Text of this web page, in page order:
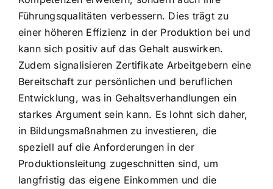
Führungsqualitäten verbessern. Dies trägt zu
einer höheren Effizienz in der Produktion bei und
kann sich positiv auf das Gehalt auswirken.
Zudem signalisieren Zertifikate Arbeitgebern eine
Bereitschaft zur persönlichen und beruflichen
Entwicklung, was in Gehaltsverhandlungen ein
starkes Argument sein kann. Es lohnt sich daher,
in Bildungsmaßnahmen zu investieren, die
speziell auf die Anforderungen in der
Produktionsleitung zugeschnitten sind, um
langfristig das eigene Einkommen und die